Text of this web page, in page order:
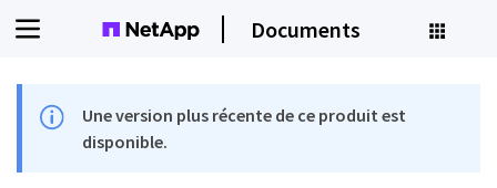
Documents
Une version plus récente de ce produit est
disponible.